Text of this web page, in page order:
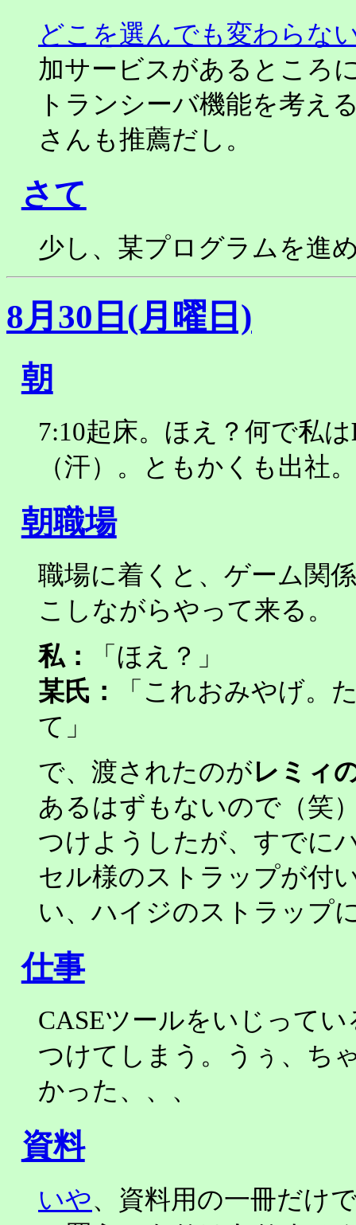
どこを選んでも変わらな
加サービスがあるところ
トランシーバ機能を考え
さんも推薦だし。
さて
少し、某プログラムを進
8月30日(月曜日)
朝
7:10起床。ほえ？何で私は
（汗）。ともかくも出社。
朝職場
職場に着くと、ゲーム関
こしながらやって来る。
私：
「ほえ？」
某氏：
「これおみやげ。
て」
で、渡されたのがレミィ
あるはずもないので（笑
つけようしたが、すでに
セル様のストラップが付
い、ハイジのストラップ
仕事
CASEツールをいじって
つけてしまう。うぅ、ち
かった、、、
資料
いや、資料用の一冊だけ